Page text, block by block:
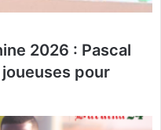
2026 : Pascal
pour